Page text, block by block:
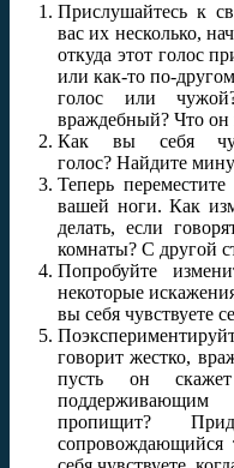
Прислушайтесь к
вас их несколько,
откуда этот голос
или как-то по-
голос или
враждебный? Что он
Как вы себя
голос? Найдите
Теперь
вашей ноги. Как
делать, если
комнаты? С другой
Попробуйте
некоторые
вы себя чувствуете
говорит жестко,
пусть он
пропищит?